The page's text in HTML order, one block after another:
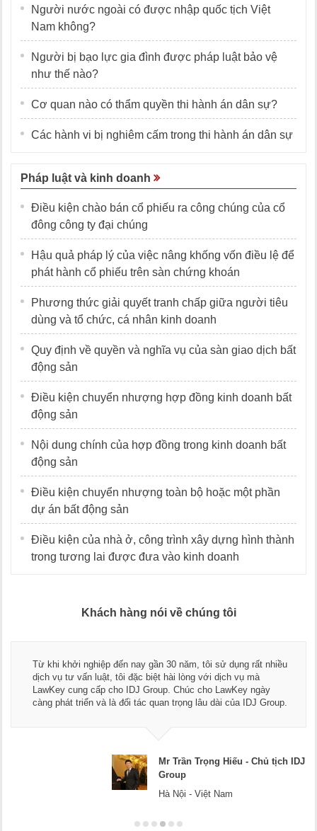
Người nước ngoài có được nhập quốc tịch Việt
Nam không?
Người bị bạo lực gia đình được pháp luật bảo vệ
như thế nào?
Cơ quan nào có thẩm quyền thi hành án dân sự?
Các hành vi bị nghiêm cấm trong thi hành án dân sự
Pháp luật và kinh doanh
Điều kiện chào bán cổ phiếu ra công chúng của cổ
đông công ty đại chúng
Hậu quả pháp lý của việc nâng khống vốn điều lệ để
phát hành cổ phiếu trên sàn chứng khoán
Phương thức giải quyết tranh chấp giữa người tiêu
dùng và tổ chức, cá nhân kinh doanh
Quy định về quyền và nghĩa vụ của sàn giao dịch bất
động sản
Điều kiện chuyển nhượng hợp đồng kinh doanh bất
động sản
Nội dung chính của hợp đồng trong kinh doanh bất
động sản
Điều kiện chuyển nhượng toàn bộ hoặc một phần
dự án bất động sản
Điều kiện của nhà ở, công trình xây dựng hình thành
trong tương lai được đưa vào kinh doanh
Khách hàng nói về chúng tôi
nay gần 30 năm, tôi sử dụng rất nhiều
đặc biệt hài lòng với dịch vụ mà
IDJ Group. Chúc cho LawKey ngày
tác quan trọng lâu dài của IDJ Group.
Mr Trần Trọng Hiếu - Chủ tịch IDJ
Thay mặt Công ty
ngũ luật sư, kế
dụng dịch vụ tư vấn
Chúc các bạn phát